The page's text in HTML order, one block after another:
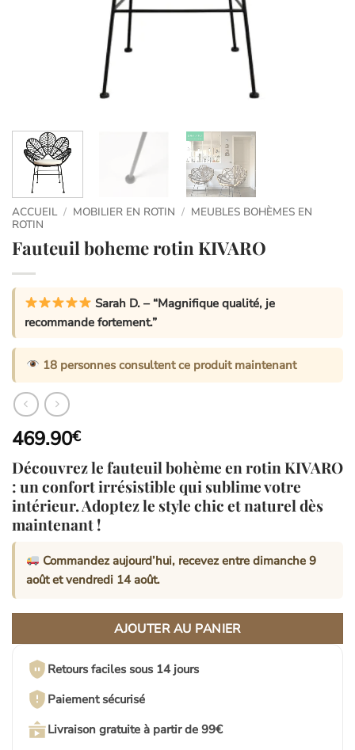
ACCUEIL / MOBILIER EN ROTIN / MEUBLES BOHÈMES EN
ROTIN
Fauteuil boheme rotin KIVARO
Sarah D. – “Magnifique qualité, je
recommande fortement.”
18 personnes consultent ce produit maintenant
469.90€
Découvrez le fauteuil bohème en rotin KIVARO
: un confort irrésistible qui sublime votre
intérieur. Adoptez le style chic et naturel dès
maintenant !
Commandez aujourd’hui, recevez entredimanche 9
aoûtetvendredi 14 août.
AJOUTER AU PANIER
Retours faciles sous 14 jours
Paiement sécurisé
Livraison gratuite à partir de 99€